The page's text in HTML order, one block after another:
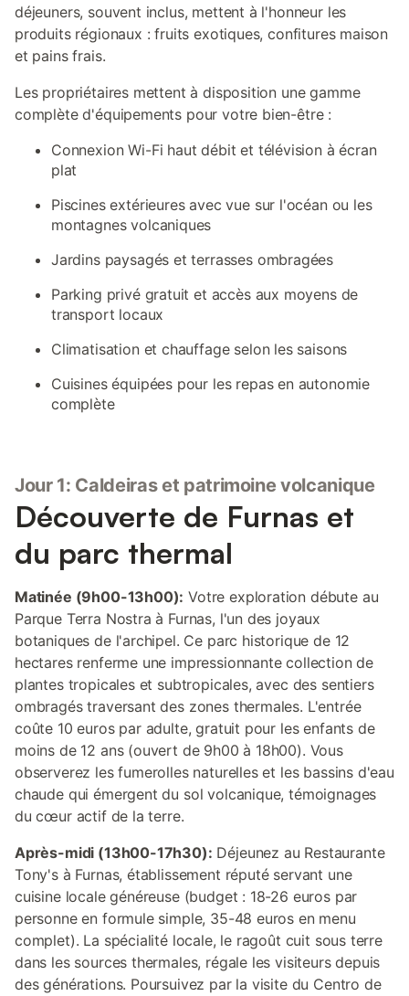
déjeuners, souvent inclus, mettent à l'honneur les
produits régionaux : fruits exotiques, confitures maison
et pains frais.
Les propriétaires mettent à disposition une gamme
complète d'équipements pour votre bien-être :
Connexion Wi-Fi haut débit et télévision à écran
plat
Piscines extérieures avec vue sur l'océan ou les
montagnes volcaniques
Jardins paysagés et terrasses ombragées
Parking privé gratuit et accès aux moyens de
transport locaux
Climatisation et chauffage selon les saisons
Cuisines équipées pour les repas en autonomie
complète
Jour 1: Caldeiras et patrimoine volcanique
Découverte de Furnas et
du parc thermal
Matinée (9h00-13h00): Votre exploration débute au
Parque Terra Nostra à Furnas, l'un des joyaux
botaniques de l'archipel. Ce parc historique de 12
hectares renferme une impressionnante collection de
plantes tropicales et subtropicales, avec des sentiers
ombragés traversant des zones thermales. L'entrée
coûte 10 euros par adulte, gratuit pour les enfants de
moins de 12 ans (ouvert de 9h00 à 18h00). Vous
observerez les fumerolles naturelles et les bassins d'eau
chaude qui émergent du sol volcanique, témoignages
du cœur actif de la terre.
Après-midi (13h00-17h30): Déjeunez au Restaurante
Tony's à Furnas, établissement réputé servant une
cuisine locale généreuse (budget : 18-26 euros par
personne en formule simple, 35-48 euros en menu
complet). La spécialité locale, le ragoût cuit sous terre
dans les sources thermales, régale les visiteurs depuis
des générations. Poursuivez par la visite du Centro de